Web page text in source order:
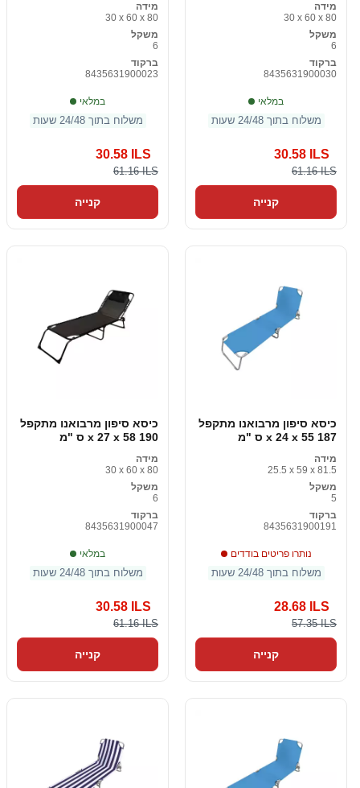
מידה
30 x 60 x 80
משקל
6
ברקוד
8435631900023
במלאי
משלוח בתוך 24/48 שעות
30.58 ILS
61.16 ILS
קנייה
מידה
30 x 60 x 80
משקל
6
ברקוד
8435631900030
במלאי
משלוח בתוך 24/48 שעות
30.58 ILS
61.16 ILS
קנייה
כיסא סיפון מרבואנו מתקפל
190 x 27 x 58 ס "מ
מידה
30 x 60 x 80
משקל
6
ברקוד
8435631900047
במלאי
משלוח בתוך 24/48 שעות
30.58 ILS
61.16 ILS
קנייה
כיסא סיפון מרבואנו מתקפל
187 x 24 x 55 ס "מ
מידה
25.5 x 59 x 81.5
משקל
5
ברקוד
8435631900191
נותרו פריטים בודדים
משלוח בתוך 24/48 שעות
28.68 ILS
57.35 ILS
קנייה